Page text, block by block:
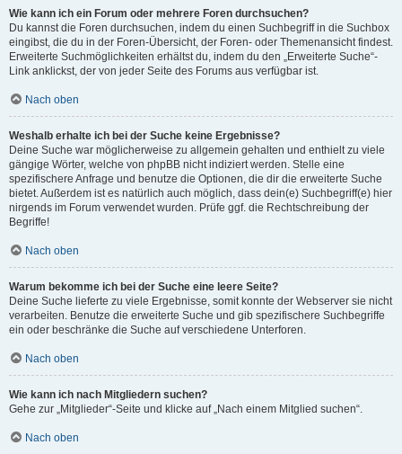
Wie kann ich ein Forum oder mehrere Foren durchsuchen?
Du kannst die Foren durchsuchen, indem du einen Suchbegriff in die Suchbox
eingibst, die du in der Foren-Übersicht, der Foren- oder Themenansicht findest.
Erweiterte Suchmöglichkeiten erhältst du, indem du den „Erweiterte Suche“-
Link anklickst, der von jeder Seite des Forums aus verfügbar ist.
Nach oben
Weshalb erhalte ich bei der Suche keine Ergebnisse?
Deine Suche war möglicherweise zu allgemein gehalten und enthielt zu viele
gängige Wörter, welche von phpBB nicht indiziert werden. Stelle eine
spezifischere Anfrage und benutze die Optionen, die dir die erweiterte Suche
bietet. Außerdem ist es natürlich auch möglich, dass dein(e) Suchbegriff(e) hier
nirgends im Forum verwendet wurden. Prüfe ggf. die Rechtschreibung der
Begriffe!
Nach oben
Warum bekomme ich bei der Suche eine leere Seite?
Deine Suche lieferte zu viele Ergebnisse, somit konnte der Webserver sie nicht
verarbeiten. Benutze die erweiterte Suche und gib spezifischere Suchbegriffe
ein oder beschränke die Suche auf verschiedene Unterforen.
Nach oben
Wie kann ich nach Mitgliedern suchen?
Gehe zur „Mitglieder“-Seite und klicke auf „Nach einem Mitglied suchen“.
Nach oben